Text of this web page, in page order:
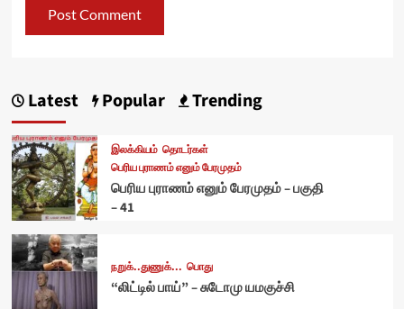
Latest Popular Trending
இலக்கியம் தொடர்கள்
பெரிய புராணம் எனும் பேரமுதம்
பெரிய புராணம் எனும் பேரமுதம் – பகுதி
– 41
நறுக்..துணுக்... பொது
“லிட்டில் பாய்” – சுடோமு யமகுச்சி